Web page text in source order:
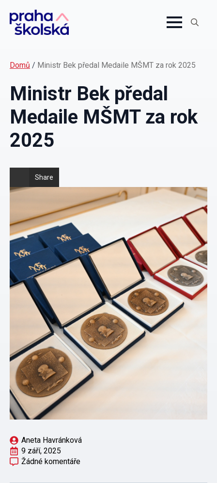
Domů / Ministr Bek předal Medaile MŠMT za rok 2025
Ministr Bek předal
Medaile MŠMT za rok
2025
Share
Aneta Havránková
9 září, 2025
Žádné komentáře